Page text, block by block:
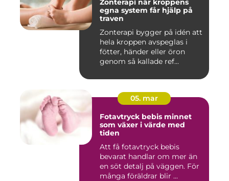
Zonterapi när kroppens
egna system får hjälp på
traven
Zonterapi bygger på idén att
hela kroppen avspeglas i
fötter, händer eller öron
genom så kallade ref...
05. mar
Fotavtryck bebis minnet
som växer i värde med
tiden
Att få fotavtryck bebis
bevarat handlar om mer än
en söt detalj på väggen. För
många föräldrar blir ...